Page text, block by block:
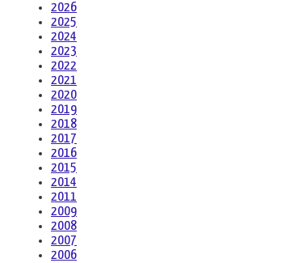
2026
2025
2024
2023
2022
2021
2020
2019
2018
2017
2016
2015
2014
2011
2009
2008
2007
2006